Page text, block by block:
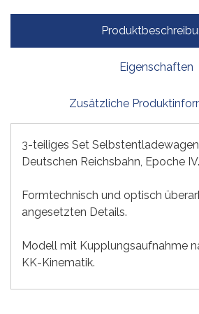
Eigenschaften
Zusätzliche
3-teiliges Set
Deutschen Reichsbahn, Epoche IV.
Formtechnisch und optisch
angesetzten Details.
Modell mit Kupplungsaufnahme
KK-Kinematik.